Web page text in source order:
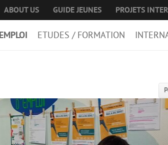
ABOUT US GUIDE JEUNES PROJETS
EMPLOI ETUDES / FORMATION